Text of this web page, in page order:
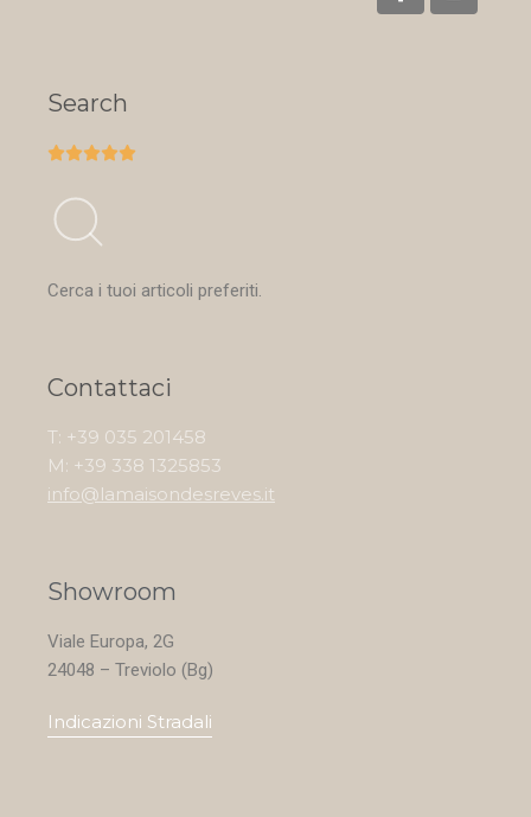
Search

Cerca i tuoi articoli preferiti.
Contattaci
T: +39 035 201458
M: +39 338 1325853
info@lamaisondesreves.it
Showroom
Viale Europa, 2G
24048 – Treviolo (Bg)
Indicazioni Stradali